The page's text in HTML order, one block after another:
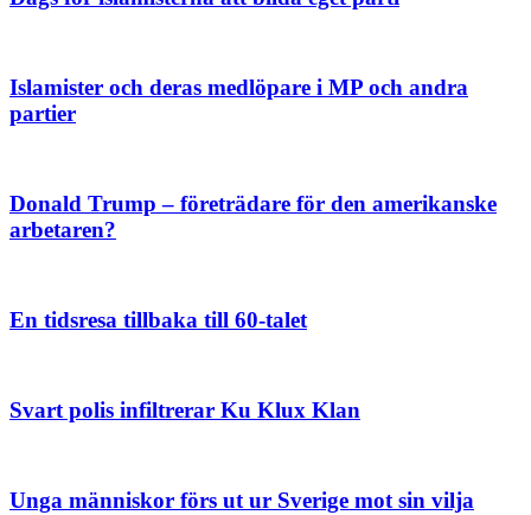
Islamister och deras medlöpare i MP och andra
partier
Donald Trump – företrädare för den amerikanske
arbetaren?
En tidsresa tillbaka till 60-talet
Svart polis infiltrerar Ku Klux Klan
Unga människor förs ut ur Sverige mot sin vilja